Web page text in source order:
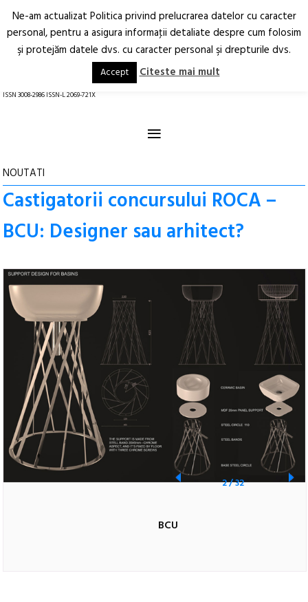
Arhitectură.
Oraș.
RO EN
ISSN 3008-2986 ISSN-L 2069-721X
≡
NOUTATI
Castigatorii concursului ROCA –
BCU: Designer sau arhitect?
BCU
2/32
Ne-am actualizat Politica privind prelucrarea datelor cu caracter
personal, pentru a asigura informaţii detaliate despre cum folosim
şi protejăm datele dvs. cu caracter personal şi drepturile dvs.
Accept Citeste mai mult